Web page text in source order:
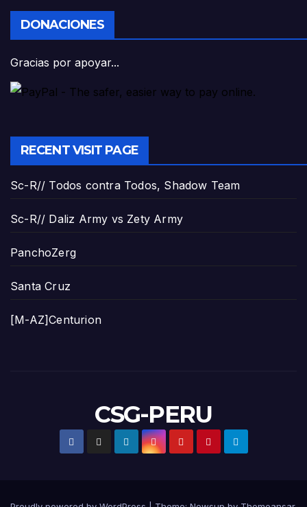
DONACIONES
Gracias por apoyar...
RECENT VISIT PAGE
Sc-R// Todos contra Todos, Shadow Team
Sc-R// Daliz Army vs Zety Army
PanchoZerg
Santa Cruz
[M-AZ]Centurion
CSG-PERU